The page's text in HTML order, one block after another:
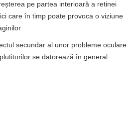
pe partea interioară a retinei
care în timp poate provoca o viziune
secundar al unor probleme oculare
se datorează în general